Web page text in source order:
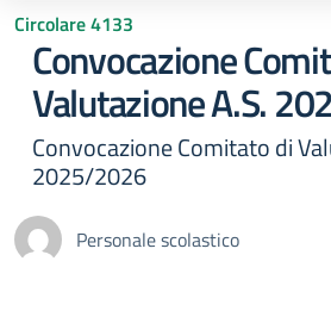
Circolare 4133
Convocazione
Valutazione A.S.
Convocazione Comitato di
2025/2026
Personale scolastico